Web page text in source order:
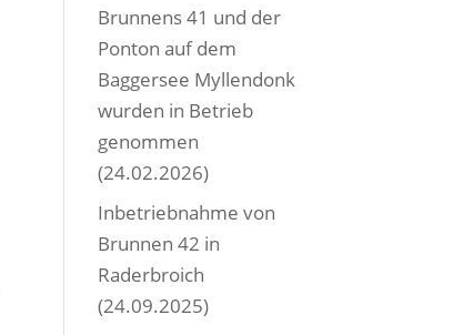
Brunnens 41 und der
Ponton auf dem
Baggersee Myllendonk
wurden in Betrieb
genommen
(24.02.2026)
Inbetriebnahme von
Brunnen 42 in
Raderbroich
(24.09.2025)